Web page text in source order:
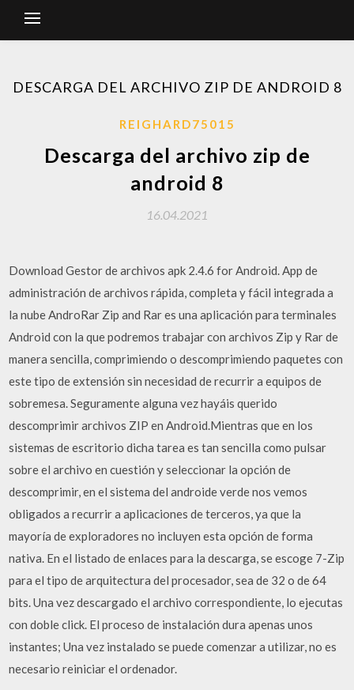
DESCARGA DEL ARCHIVO ZIP DE ANDROID 8
REIGHARD75015
Descarga del archivo zip de
android 8
16.04.2021
Download Gestor de archivos apk 2.4.6 for Android. App de
administración de archivos rápida, completa y fácil integrada a
la nube AndroRar Zip and Rar es una aplicación para terminales
Android con la que podremos trabajar con archivos Zip y Rar de
manera sencilla, comprimiendo o descomprimiendo paquetes con
este tipo de extensión sin necesidad de recurrir a equipos de
sobremesa. Seguramente alguna vez hayáis querido
descomprimir archivos ZIP en Android.Mientras que en los
sistemas de escritorio dicha tarea es tan sencilla como pulsar
sobre el archivo en cuestión y seleccionar la opción de
descomprimir, en el sistema del androide verde nos vemos
obligados a recurrir a aplicaciones de terceros, ya que la
mayoría de exploradores no incluyen esta opción de forma
nativa. En el listado de enlaces para la descarga, se escoge 7-Zip
para el tipo de arquitectura del procesador, sea de 32 o de 64
bits. Una vez descargado el archivo correspondiente, lo ejecutas
con doble click. El proceso de instalación dura apenas unos
instantes; Una vez instalado se puede comenzar a utilizar, no es
necesario reiniciar el ordenador.